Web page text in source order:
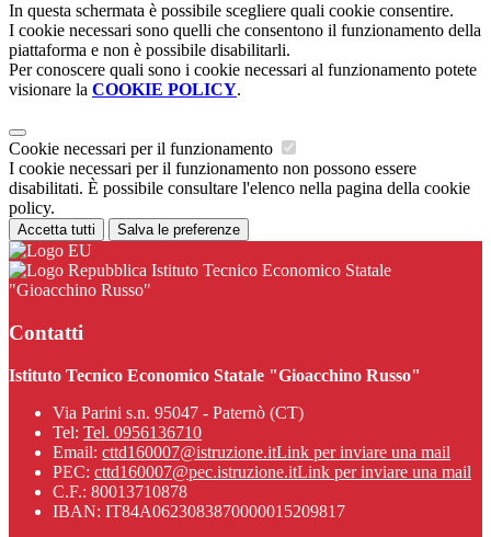
In questa schermata è possibile scegliere quali cookie consentire.
I cookie necessari sono quelli che consentono il funzionamento della
piattaforma e non è possibile disabilitarli.
Per conoscere quali sono i cookie necessari al funzionamento potete
visionare la COOKIE POLICY.
Cookie necessari per il funzionamento
I cookie necessari per il funzionamento non possono essere
disabilitati. È possibile consultare l'elenco nella pagina della cookie
policy.
Accetta tutti Salva le preferenze
Istituto Tecnico Economico Statale
"Gioacchino Russo"
Contatti
Istituto Tecnico Economico Statale "Gioacchino Russo"
Via Parini s.n. 95047 - Paternò (CT)
Tel: Tel. 0956136710
Email: cttd160007@istruzione.itLink per inviare una mail
PEC: cttd160007@pec.istruzione.itLink per inviare una mail
C.F.: 80013710878
IBAN: IT84A0623083870000015209817